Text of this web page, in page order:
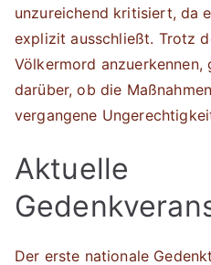
unzureichend kritisiert, da
explizit ausschließt. Trotz
Völkermord anzuerkennen,
darüber, ob die
vergangene
Aktuelle
Der erste nationale